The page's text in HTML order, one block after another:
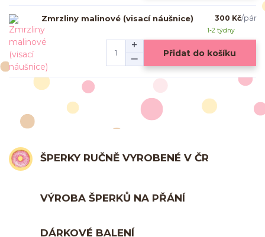
Zmrzliny malinové (visací náušnice) 300 Kč/pár
1-2 týdny
Přidat do košíku
ŠPERKY RUČNĚ VYROBENÉ V ČR
VÝROBA ŠPERKŮ NA PŘÁNÍ
DÁRKOVÉ BALENÍ